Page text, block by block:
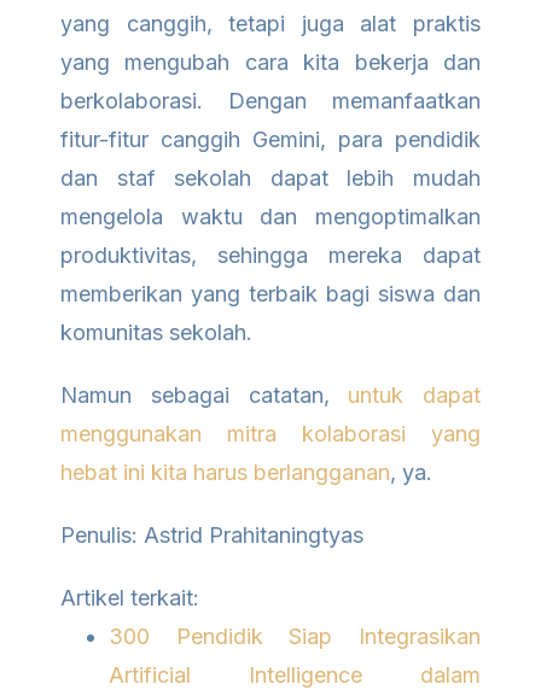
yang canggih, tetapi juga alat praktis
yang mengubah cara kita bekerja dan
berkolaborasi. Dengan memanfaatkan
fitur-fitur canggih Gemini, para pendidik
dan staf sekolah dapat lebih mudah
mengelola waktu dan mengoptimalkan
produktivitas, sehingga mereka dapat
memberikan yang terbaik bagi siswa dan
komunitas sekolah.
Namun sebagai catatan, untuk dapat
menggunakan mitra kolaborasi yang
hebat ini kita harus berlangganan, ya.
Penulis: Astrid Prahitaningtyas
Artikel terkait:
300 Pendidik Siap Integrasikan
Artificial Intelligence dalam